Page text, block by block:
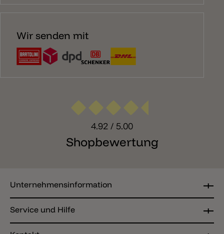
Wir senden mit
4.92 / 5.00
Shopbewertung
Unternehmensinformation
Service und Hilfe